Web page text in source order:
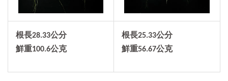
根長28.33公分
鮮重100.6公克
根長25.33公分
鮮重56.67公克